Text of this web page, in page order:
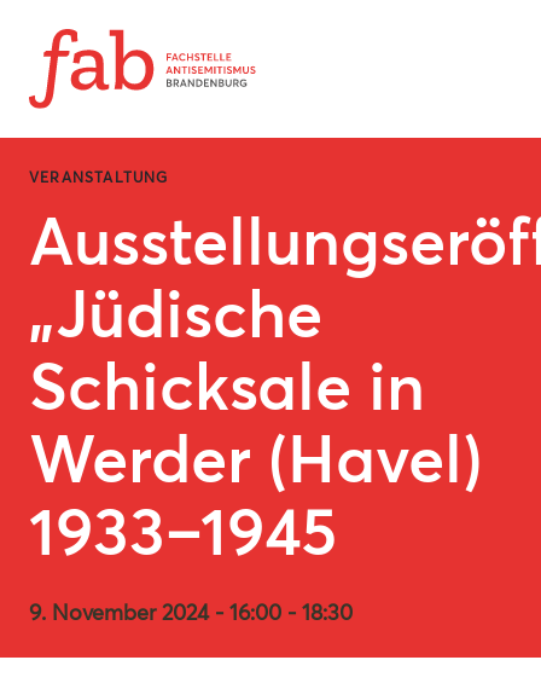
VERANSTALTUNG
„Jüdische
Schicksale in
Werder (Havel)
1933–1945
9. November 2024 - 16:00 - 18:30